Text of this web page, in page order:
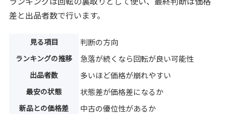
差と出品者数で行います。
見る項目 判断の方向
ランキングの推移 急落が続くなら回転が良い可能性
出品者数 多いほど価格が崩れやすい
最安の状態 状態差が価格差になるか
新品との価格差 中古の優位性があるか